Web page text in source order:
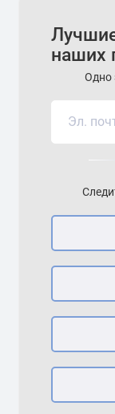
наших
Одно